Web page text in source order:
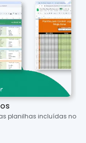
planilhas incluídas no